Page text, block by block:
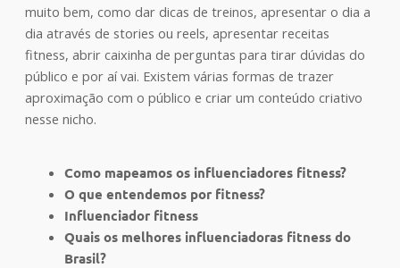
muito bem, como dar dicas de treinos, apresentar o dia a
dia através de stories ou reels, apresentar receitas
fitness, abrir caixinha de perguntas para tirar dúvidas do
público e por aí vai. Existem várias formas de trazer
aproximação com o público e criar um conteúdo criativo
nesse nicho.
Como mapeamos os influenciadores fitness?
O que entendemos por fitness?
Influenciador fitness
Quais os melhores influenciadoras fitness do
Brasil?